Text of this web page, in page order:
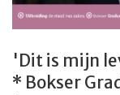
'Dit is mijn
* Bokser